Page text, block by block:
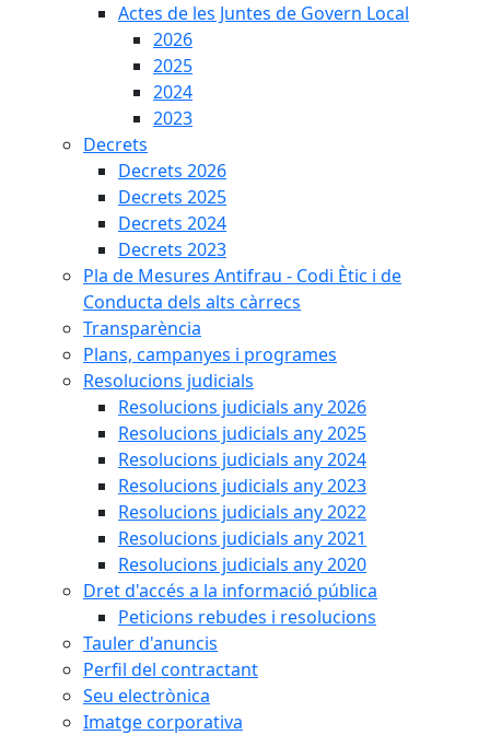
Actes de les Juntes de Govern Local
2026
2025
2024
2023
Decrets
Decrets 2026
Decrets 2025
Decrets 2024
Decrets 2023
Pla de Mesures Antifrau - Codi Ètic i de
Conducta dels alts càrrecs
Transparència
Plans, campanyes i programes
Resolucions judicials
Resolucions judicials any 2026
Resolucions judicials any 2025
Resolucions judicials any 2024
Resolucions judicials any 2023
Resolucions judicials any 2022
Resolucions judicials any 2021
Resolucions judicials any 2020
Dret d'accés a la informació pública
Peticions rebudes i resolucions
Tauler d'anuncis
Perfil del contractant
Seu electrònica
Imatge corporativa